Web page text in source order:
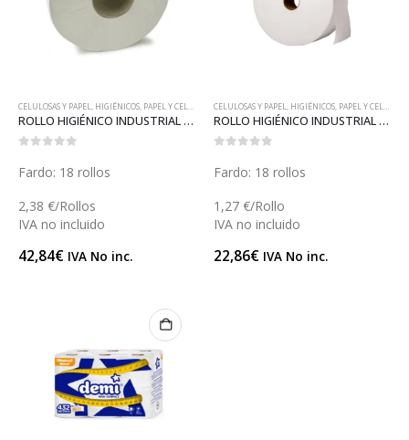
CELULOSAS Y PAPEL, HIGIÉNICOS, PAPEL Y CELULOSAS
ROLLO HIGIÉNICO INDUSTRIAL C75 (R013)
Fardo: 18 rollos
2,38 €/Rollos
IVA no incluido
42,84€ IVA No inc.
CELULOSAS Y PAPEL, HIGIÉNICOS, PAPEL Y CELULOSAS
ROLLO HIGIÉNICO INDUSTRIAL (R012)
Fardo: 18 rollos
1,27 €/Rollo
IVA no incluido
22,86€ IVA No inc.